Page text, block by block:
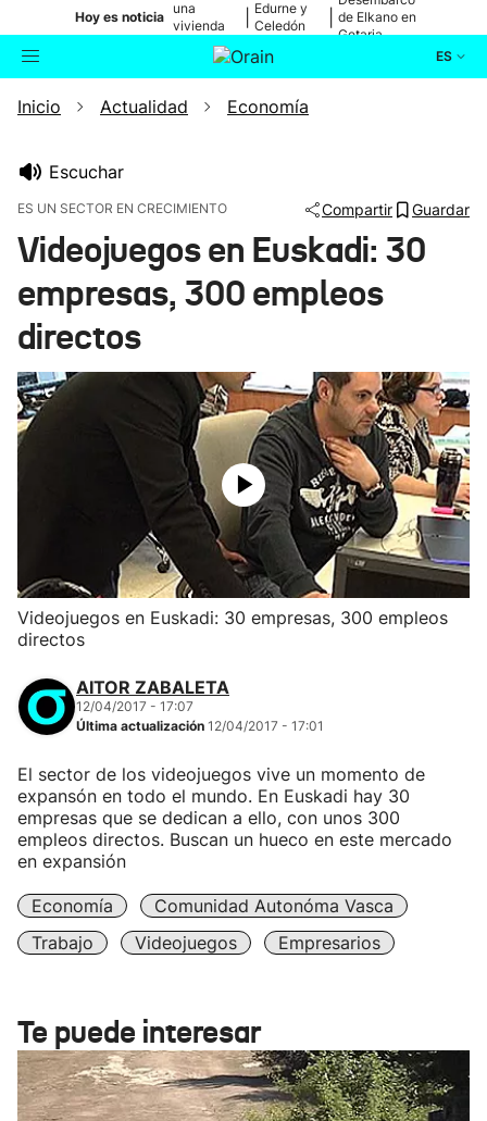
Hoy es noticia
una
vivienda
de Bilbao
Edurne y
Celedón
de Elkano en
Getaria
ES
Buscador Actualidad
Ikusmiran
Inicio Actualidad Economía
Escuchar
ES UN SECTOR EN CRECIMIENTO Compartir Guardar
Videojuegos en Euskadi: 30
empresas, 300 empleos
directos
Videojuegos en Euskadi: 30 empresas, 300 empleos
directos
AITOR ZABALETA
12/04/2017 - 17:07
Última actualización 12/04/2017 - 17:01
El sector de los videojuegos vive un momento de
expansón en todo el mundo. En Euskadi hay 30
empresas que se dedican a ello, con unos 300
empleos directos. Buscan un hueco en este mercado
en expansión
Economía
Comunidad Autonóma Vasca
Trabajo
Videojuegos Empresarios
Te puede interesar